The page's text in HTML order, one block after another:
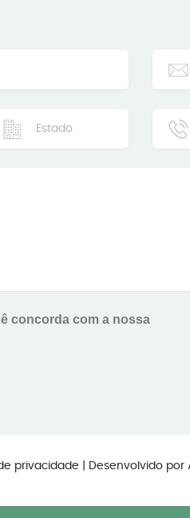
concorda com a nossa
privacidade | Desenvolvido por